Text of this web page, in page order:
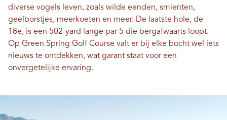
diverse vogels leven, zoals wilde eenden, smienten,
geelborstjes, meerkoeten en meer. De laatste hole, de
18e, is een 502-yard lange par 5 die bergafwaarts loopt.
Op Green Spring Golf Course valt er bij elke bocht wel iets
nieuws te ontdekken, wat garant staat voor een
onvergetelijke ervaring.